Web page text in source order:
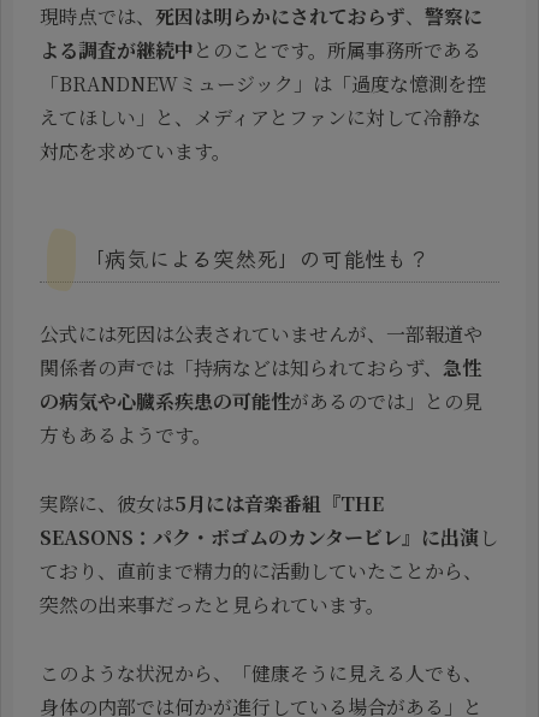
現時点では、 死因は明らかにされておらず、 警察に
よる調査が継続中とのことです。所属事務所である
「BRANDNEWミュージック」は「過度な憶測を控
えてほしい」と、メディアとファンに対して冷静な
対応を求めています。
「病気による突然死」の可能性も？
公式には死因は公表されていませんが、一部報道や
関係者の声では「持病などは知られておらず、 急性
の病気や心臓系疾患の可能性があるのでは」との見
方もあるようです。
実際に、彼女は5月には音楽番組『THE
SEASONS：パク・ボゴムのカンタービレ』に出演し
ており、直前まで精力的に活動していたことから、
突然の出来事だったと見られています。
このような状況から、「健康そうに見える人でも、
身体の内部では何かが進行している場合がある」と